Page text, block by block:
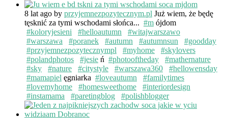
8 lat ago by przyjemnezpozytecznym.pl Już wiem, że będę
tęsknić za tymi wschodami słońca... #m ójdom
#koloryjesieni
#helloautumn
#witajwarszawo
#warszawa
#poranek #autumn #autumnsun
#goodday
#przyjemnezpozytecznympl
#myhome
#skylovers
#polandphotos
#jesie ń #photooftheday
#mathernature
#sky
#nature #citystyle #warszawa360
#hellowensday
#mamapiel ęgniarka #loveautumn
#familytimes
#lovemyhome
#homesweethome
#interiordesign
#instamama
#paretingblog #polishblogger